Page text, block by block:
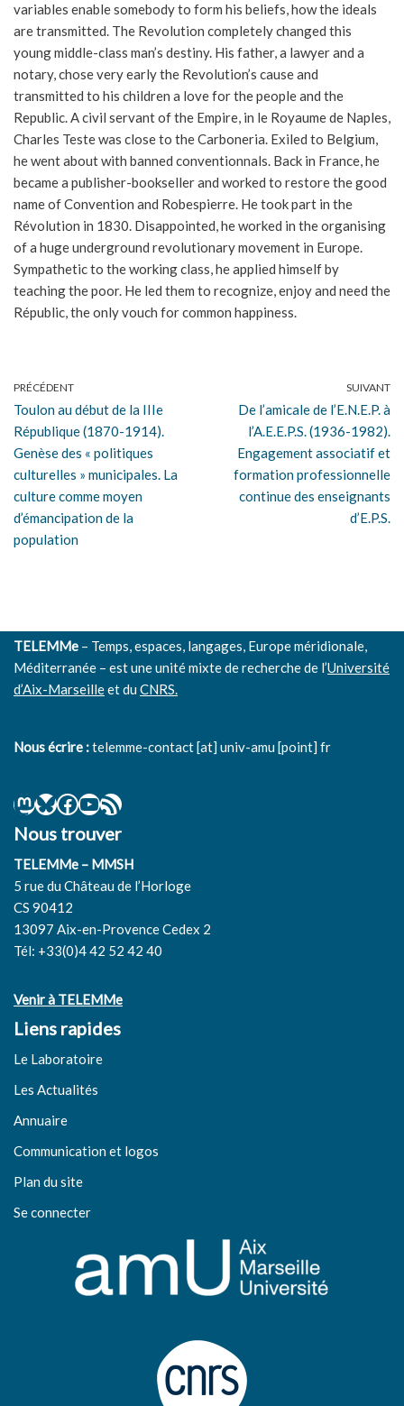
variables enable somebody to form his beliefs, how the ideals
are transmitted. The Revolution completely changed this
young middle-class man’s destiny. His father, a lawyer and a
notary, chose very early the Revolution’s cause and
transmitted to his children a love for the people and the
Republic. A civil servant of the Empire, in le Royaume de Naples,
Charles Teste was close to the Carboneria. Exiled to Belgium,
he went about with banned conventionnals. Back in France, he
became a publisher-bookseller and worked to restore the good
name of Convention and Robespierre. He took part in the
Révolution in 1830. Disappointed, he worked in the organising
of a huge underground revolutionary movement in Europe.
Sympathetic to the working class, he applied himself by
teaching the poor. He led them to recognize, enjoy and need the
Républic, the only vouch for common happiness.
PRÉCÉDENT
Toulon au début de la IIIe
République (1870-1914).
Genèse des « politiques
culturelles » municipales. La
culture comme moyen
d’émancipation de la
population
SUIVANT
De l’amicale de l’E.N.E.P. à
l’A.E.E.P.S. (1936-1982).
Engagement associatif et
formation professionnelle
continue des enseignants
d’E.P.S.
TELEMMe – Temps, espaces, langages, Europe méridionale,
Méditerranée – est une unité mixte de recherche de l’Université
d’Aix-Marseilleet duCNRS.
Nous écrire :telemme-contact [at] univ-amu [point] fr
Nous trouver
TELEMMe – MMSH
5 rue du Château de l’Horloge
CS 90412
13097 Aix-en-Provence Cedex 2
Tél: +33(0)4 42 52 42 40
Venir à TELEMMe
Liens rapides
Le Laboratoire
Les Actualités
Annuaire
Communication et logos
Plan du site
Se connecter